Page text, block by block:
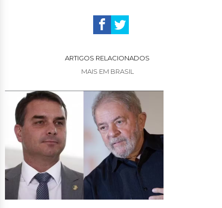
Pesquisa Gerp: Flávio Bolsonaro lidera com 46% contra